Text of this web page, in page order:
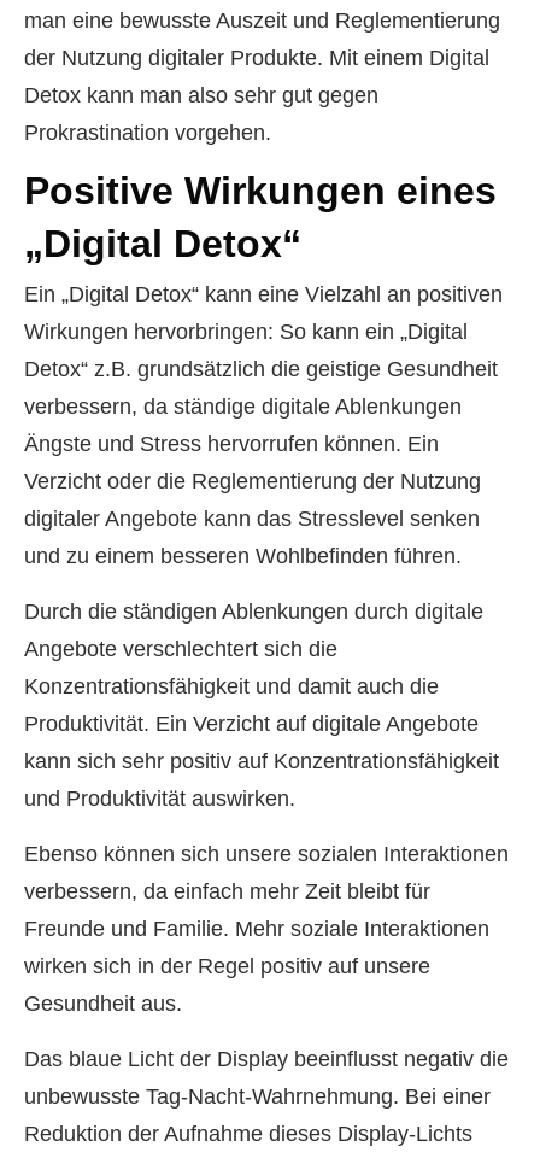
man eine bewusste Auszeit und Reglementierung
der Nutzung digitaler Produkte. Mit einem Digital
Detox kann man also sehr gut gegen
Prokrastination vorgehen.
Positive Wirkungen eines
„Digital Detox“
Ein „Digital Detox“ kann eine Vielzahl an positiven
Wirkungen hervorbringen: So kann ein „Digital
Detox“ z.B. grundsätzlich die geistige Gesundheit
verbessern, da ständige digitale Ablenkungen
Ängste und Stress hervorrufen können. Ein
Verzicht oder die Reglementierung der Nutzung
digitaler Angebote kann das Stresslevel senken
und zu einem besseren Wohlbefinden führen.
Durch die ständigen Ablenkungen durch digitale
Angebote verschlechtert sich die
Konzentrationsfähigkeit und damit auch die
Produktivität. Ein Verzicht auf digitale Angebote
kann sich sehr positiv auf Konzentrationsfähigkeit
und Produktivität auswirken.
Ebenso können sich unsere sozialen Interaktionen
verbessern, da einfach mehr Zeit bleibt für
Freunde und Familie. Mehr soziale Interaktionen
wirken sich in der Regel positiv auf unsere
Gesundheit aus.
Das blaue Licht der Display beeinflusst negativ die
unbewusste Tag-Nacht-Wahrnehmung. Bei einer
Reduktion der Aufnahme dieses Display-Lichts